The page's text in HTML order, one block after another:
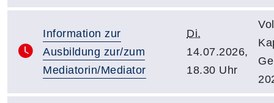
Information zur
Ausbildung zur/zum
Mediatorin/Mediator
Di.
14.07.2026,
18.30 Uhr